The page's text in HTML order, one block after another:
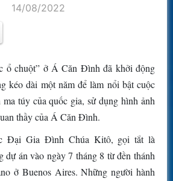
14/08/2022
ổ chuột” ở Á Căn Đình đã khởi động
kéo dài một năm để làm nổi bật cuộc
túy của quốc gia, sử dụng hình ảnh
thầy của Á Căn Đình.
Đại Gia Đình Chúa Kitô, gọi tắt là
án vào ngày 7 tháng 8 từ đền thánh
ở Buenos Aires. Những người hành